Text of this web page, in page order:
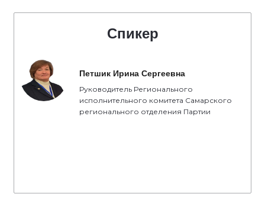
Спикер
Петшик Ирина Сергеевна
Руководитель Регионального
исполнительного комитета Самарского
регионального отделения Партии